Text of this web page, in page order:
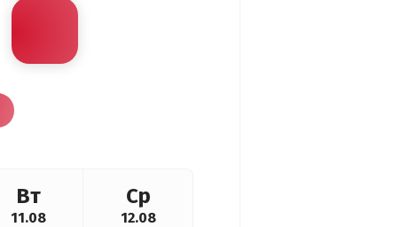
Вт
11.08
Ср
12.08